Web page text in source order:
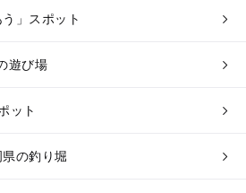
」スポット
遊び場
ット
の釣り堀